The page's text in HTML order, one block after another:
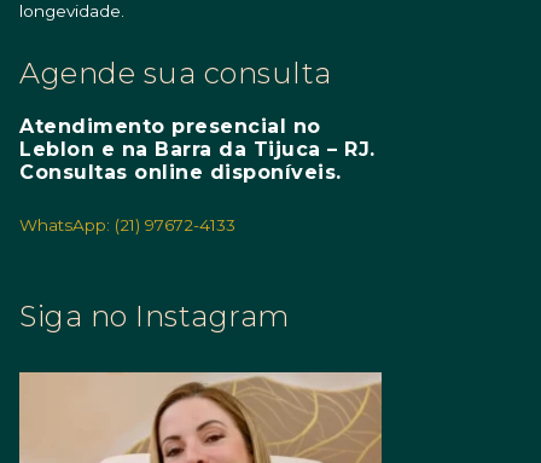
longevidade.
Agende sua consulta
Atendimento presencial no
Leblon e na Barra da Tijuca – RJ.
Consultas online disponíveis.
WhatsApp: (21) 97672-4133
Siga no Instagram